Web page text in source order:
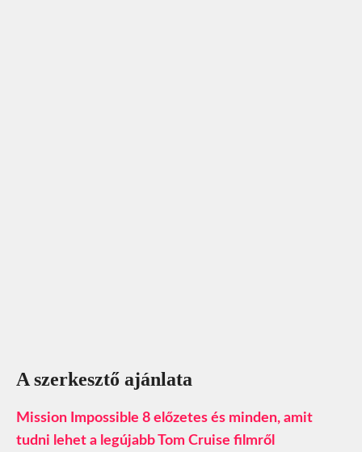
A szerkesztő ajánlata
Mission Impossible 8 előzetes és minden, amit
tudni lehet a legújabb Tom Cruise filmről